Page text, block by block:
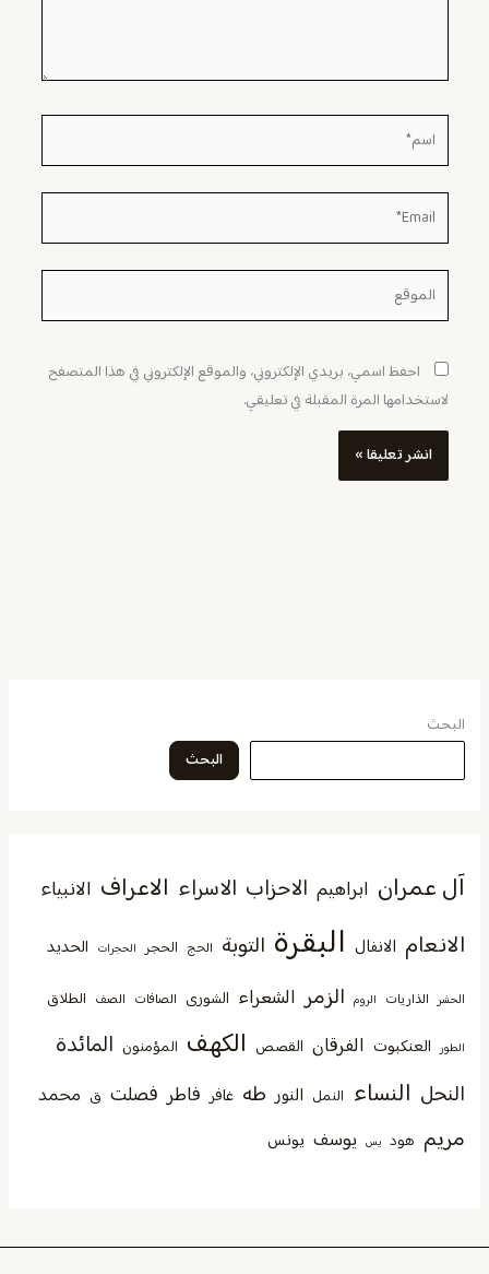
اسم*
Email*
الموقع
احفظ اسمي، بريدي الإلكتروني، والموقع الإلكتروني في هذا المتصفح
لاستخدامها المرة المقبلة في تعليقي.
البحث
البحث
آل عمران ابراهيم الاحزاب الاسراء الاعراف الانبياء
الانعام الانفال البقرة التوبة الحج الحجر الحجرات الحديد
الحشر الذاريات الروم الزمر الشعراء الشورى الصافات الصف الطلاق
الطور العنكبوت الفرقان القصص الكهف المؤمنون المائدة
النحل النساء النمل النور طه غافر فاطر فصلت ق محمد
مريم هود يس يوسف يونس